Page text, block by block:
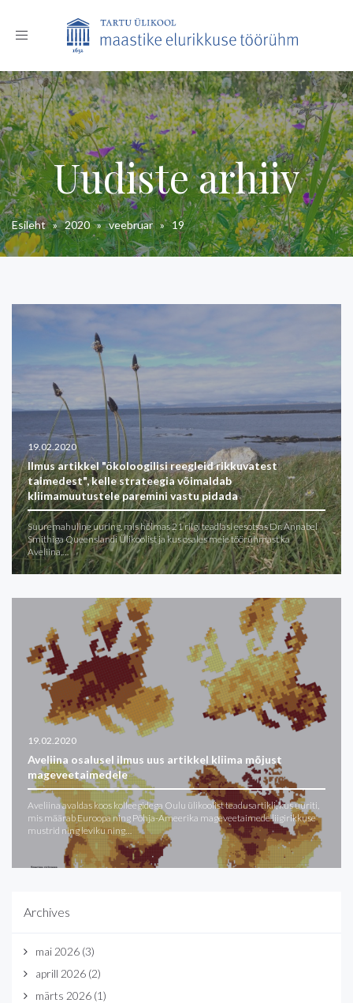
Toggle
Uudiste arhiiv
Esileht»2020»veebruar»19
19.02.2020
Ilmus artikkel "ökoloogilisi reegleid rikkuvatest
taimedest", kelle strateegia võimaldab
kliimamuutustele paremini vastu pidada
Suuremahuline uuring, mis hõlmas 21 riigi teadlasi eesotsas Dr. Annabel
Smithiga Queenslandi Ülikoolist ja kus osales meie töörühmast ka
Aveliina,…
19.02.2020
Aveliina osalusel ilmus uus artikkel kliima mõjust
mageveetaimedele
Aveliina avaldas koos kolleegidega Oulu ülikoolist teadusartikli, kus uuriti,
mis määrab Euroopa ning Põhja-Ameerika mageveetaimede liigirikkuse
mustrid ning leviku ning…
Archives
mai 2026 (3)
aprill 2026 (2)
märts 2026 (1)